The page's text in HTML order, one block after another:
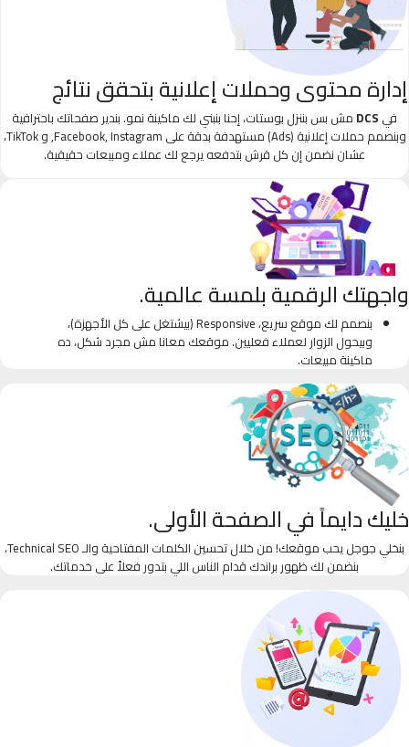
إدارة محتوى وحملات إعلانية بتحقق نتائج
في DCS مش بس بننزل بوستات، إحنا بنبني لك ماكينة نمو. بندير صفحاتك باحترافية
وبنصمم حملات إعلانية (Ads) مستهدفة بدقة على Facebook, Instagram, و TikTok،
عشان نضمن إن كل قرش بتدفعه يرجع لك عملاء ومبيعات حقيقية.
واجهتك الرقمية بلمسة عالمية.
بنصمم لك موقع سريع، Responsive (بيشتغل على كل الأجهزة)،
وبيحول الزوار لعملاء فعليين. موقعك معانا مش مجرد شكل، ده
ماكينة مبيعات.
خليك دايماً في الصفحة الأولى.
بنخلي جوجل يحب موقعك! من خلال تحسين الكلمات المفتاحية والـ Technical SEO،
بنضمن لك ظهور براندك قدام الناس اللي بتدور فعلاً على خدماتك.